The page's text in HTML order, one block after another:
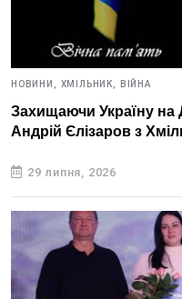
НОВИНИ, ХМІЛЬНИК, ВІЙНА
Захищаючи Україну на
Андрій Єлізаров з
29 липня, 2026